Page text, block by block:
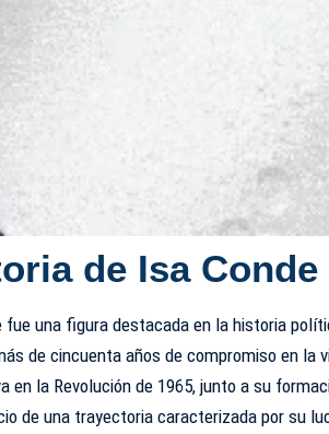
de Isa Conde
fue una figura destacada en la historia
de cincuenta años de compromiso en la
en la Revolución de 1965, junto a su
de una trayectoria caracterizada por su